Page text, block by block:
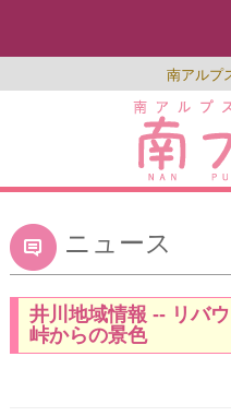
南アルプ
ニュース
井川地域情報 -- リバ
峠からの景色